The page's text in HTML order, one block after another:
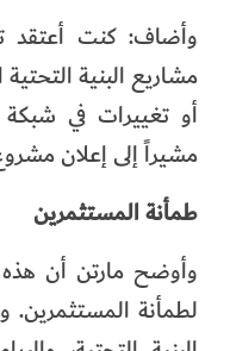
وأضاف: كنت أعتقد
مشاريع البنية
أو تغييرات في
مشيراً إلى إعلان
طمأنة المستثمرين
وأوضح مارتن أن
لطمأنة المستثمرين.